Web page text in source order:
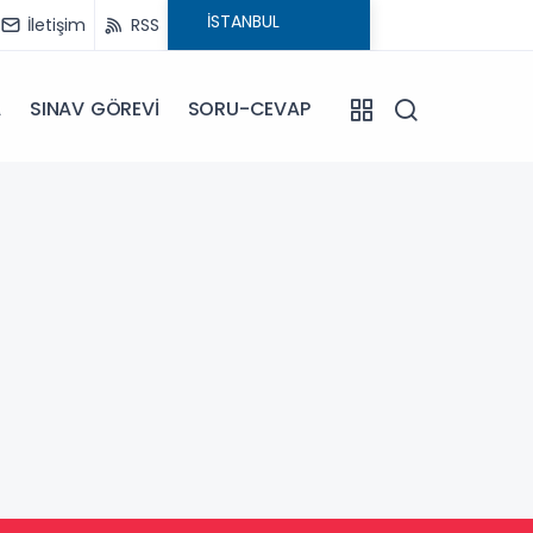
İletişim RSS
SINAV GÖREVİ SORU-CEVAP